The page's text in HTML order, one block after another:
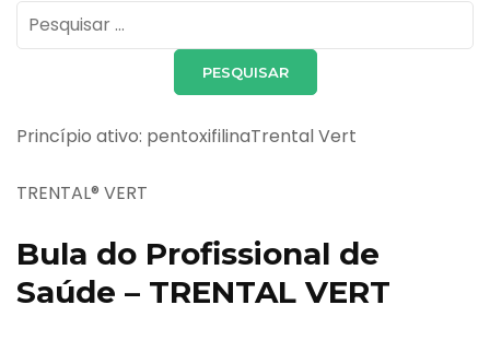
Pesquisar
por:
Princípio ativo: pentoxifilinaTrental Vert
TRENTAL® VERT
Bula do Profissional de
Saúde – TRENTAL VERT